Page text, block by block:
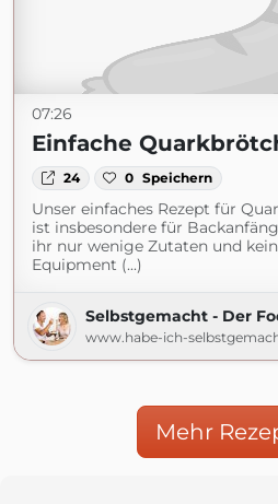
07:26
Einfache
24 0 Speichern
Unser einfaches Rezept für
ist insbesondere für
ihr nur wenige Zutaten und
Equipment (...)
Selbstgemacht - Der
www.habe-ich-
Mehr